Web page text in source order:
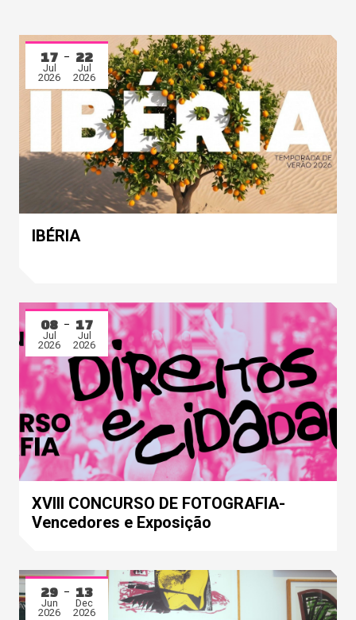
17
Jul
2026
22
Jul
2026
IBÉRIA
08
Jul
2026
17
Jul
2026
XVIII CONCURSO DE FOTOGRAFIA-
Vencedores e Exposição
29
Jun
2026
13
Dec
2026